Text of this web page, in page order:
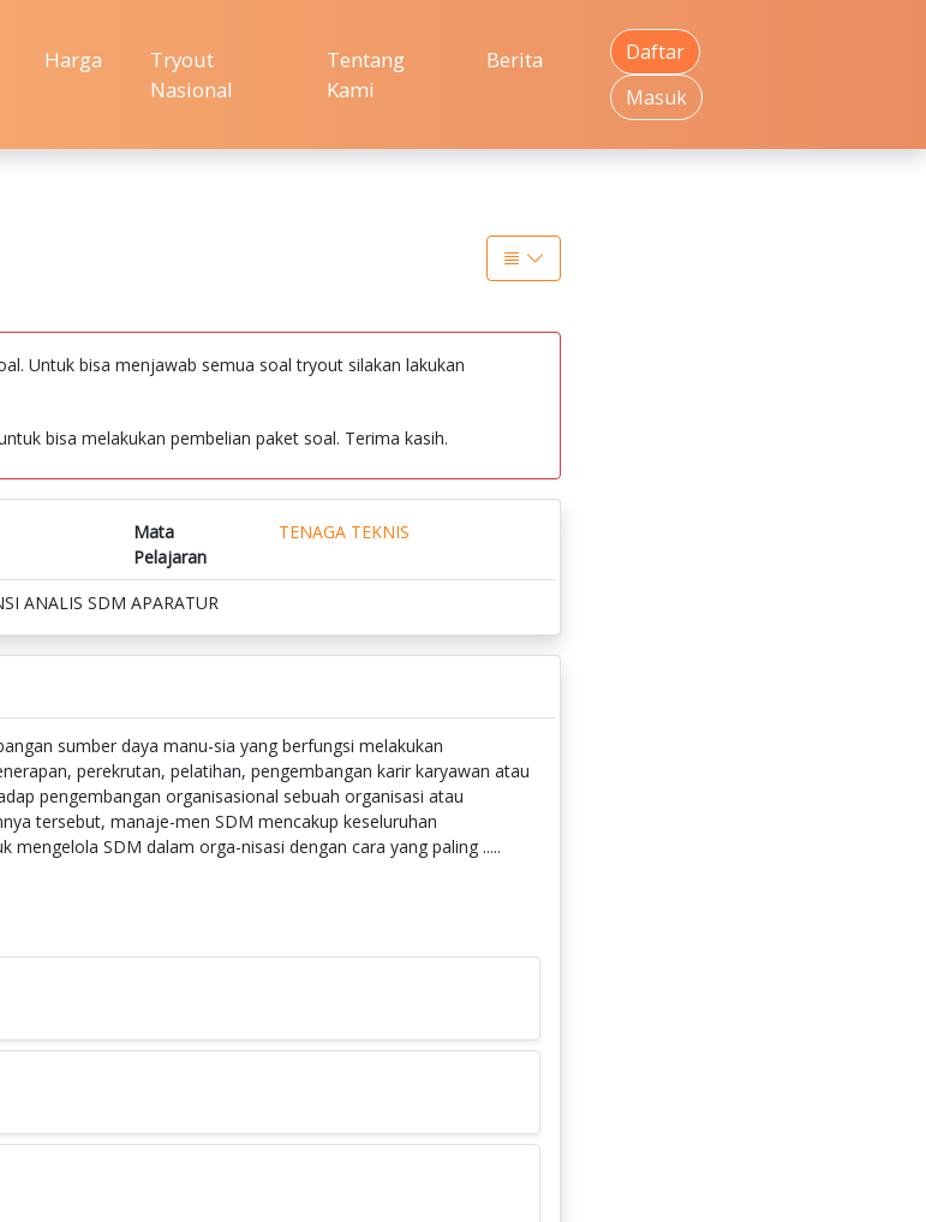
Harga
Tryout
Nasional
Tentang
Kami
Berita
Daftar
Masuk
Untuk bisa menjawab semua soal tryout silakan lakukan
bisa melakukan pembelian paket soal. Terima kasih.
Mata
Pelajaran
TENAGA TEKNIS
ANALIS SDM APARATUR
sumber daya manu-sia yang berfungsi melakukan
perekrutan, pelatihan, pengembangan karir karyawan atau
pengembangan organisasional sebuah organisasi atau
tersebut, manaje-men SDM mencakup keseluruhan
mengelola SDM dalam orga-nisasi dengan cara yang paling .....